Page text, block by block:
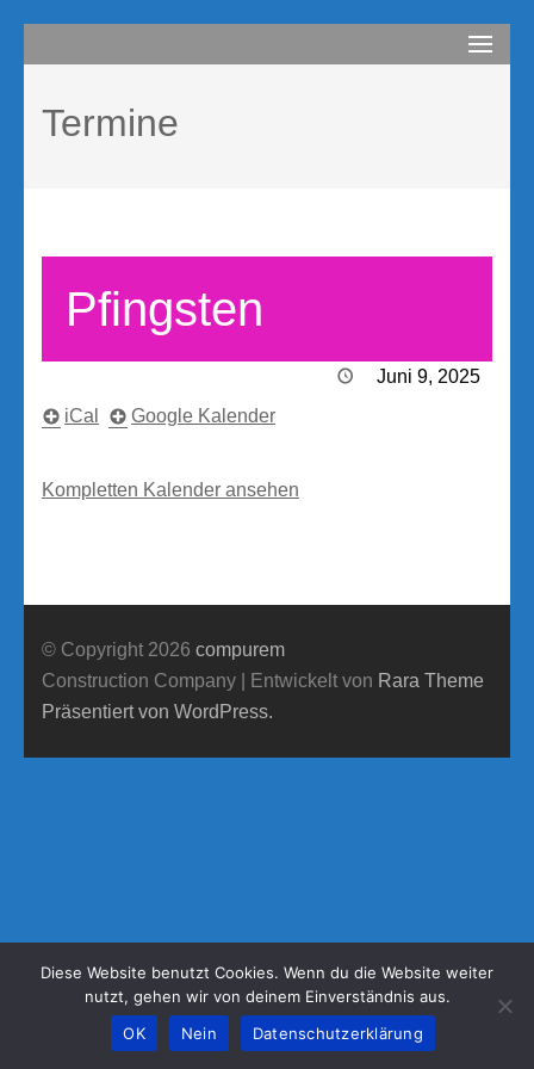
Inhalt
(Enter
drücken)
compurem
Termine
Pfingsten
Juni 9, 2025
iCal
Google Kalender
Kompletten Kalender ansehen
© Copyright 2026 compurem
Construction Company | Entwickelt von Rara Theme
Präsentiert von WordPress.
Diese Website benutzt Cookies. Wenn du die Website weiter
nutzt, gehen wir von deinem Einverständnis aus.
OK
Nein Datenschutzerklärung